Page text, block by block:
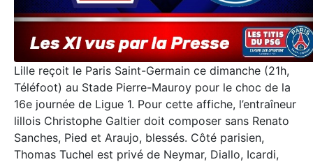
Lille reçoit le Paris Saint-Germain ce dimanche (21h,
Téléfoot) au Stade Pierre-Mauroy pour le choc de la
16e journée de Ligue 1. Pour cette affiche, l’entraîneur
lillois Christophe Galtier doit composer sans Renato
Sanches, Pied et Araujo, blessés. Côté parisien,
Thomas Tuchel est privé de Neymar, Diallo, Icardi,